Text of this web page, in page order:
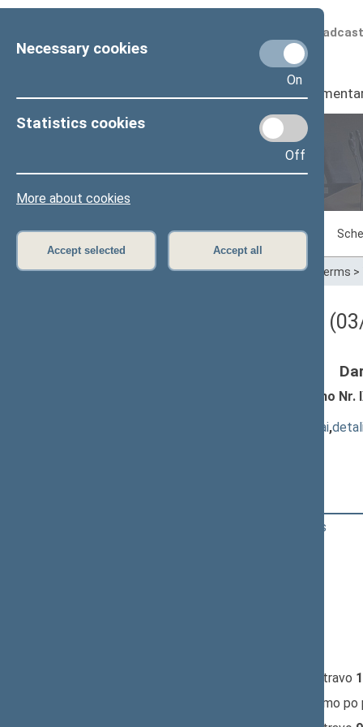
Necessary cookies
On
Statistics cookies
Off
More about cookies
Accept selected Accept all
Scheduled
Seimas I
Sitting in progress Plenary sittings
Home>Plenary sittings>Parliamentary terms >
Darbotvarkės klausimas
Pridėtinės vertės mokesčio įstatymo
susiję dokumentai,
Kasparas Adomaitis
(užsiregistravo
dėl pritarimo